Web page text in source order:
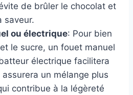
de brûler le chocolat et
saveur.
ou électrique: Pour bien
le sucre, un fouet manuel
électrique facilitera
un mélange plus
contribue à la légèreté